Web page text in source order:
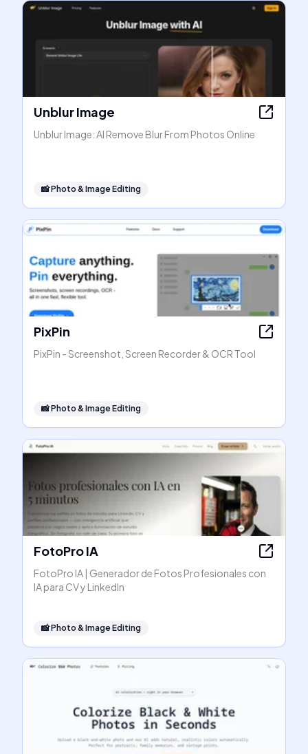
Unblur Image
Unblur Image: AI Remove Blur From Photos Online
📸Photo & Image Editing
PixPin
PixPin - Screenshot, Screen Recorder & OCR Tool
📸Photo & Image Editing
FotoPro IA
FotoPro IA | Generador de Fotos Profesionales con
IA para CV y LinkedIn
📸Photo & Image Editing